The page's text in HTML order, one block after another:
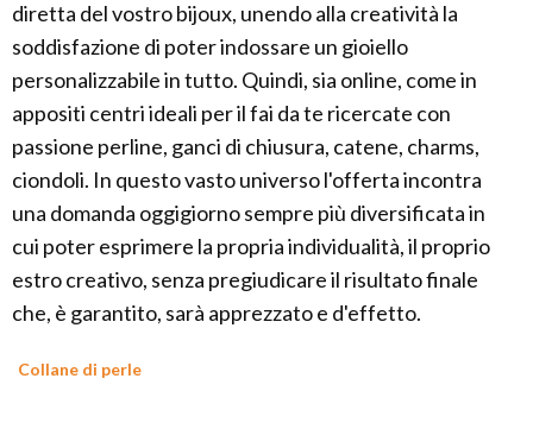
diretta del vostro bijoux, unendo alla creatività la
soddisfazione di poter indossare un gioiello
personalizzabile in tutto. Quindi, sia online, come in
appositi centri ideali per il fai da te ricercate con
passione perline, ganci di chiusura, catene, charms,
ciondoli. In questo vasto universo l'offerta incontra
una domanda oggigiorno sempre più diversificata in
cui poter esprimere la propria individualità, il proprio
estro creativo, senza pregiudicare il risultato finale
che, è garantito, sarà apprezzato e d'effetto.
Collane di perle